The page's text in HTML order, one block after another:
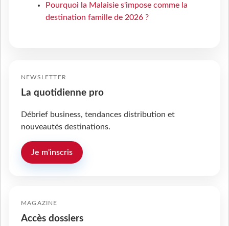
Pourquoi la Malaisie s'impose comme la
destination famille de 2026 ?
NEWSLETTER
La quotidienne pro
Débrief business, tendances distribution et
nouveautés destinations.
Je m'inscris
MAGAZINE
Accès dossiers